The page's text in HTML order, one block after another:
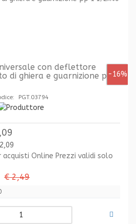
-16%
con deflettore
di ghiera e guarnizione pp
PGT.03794
Prezzi validi solo
€ 2,49